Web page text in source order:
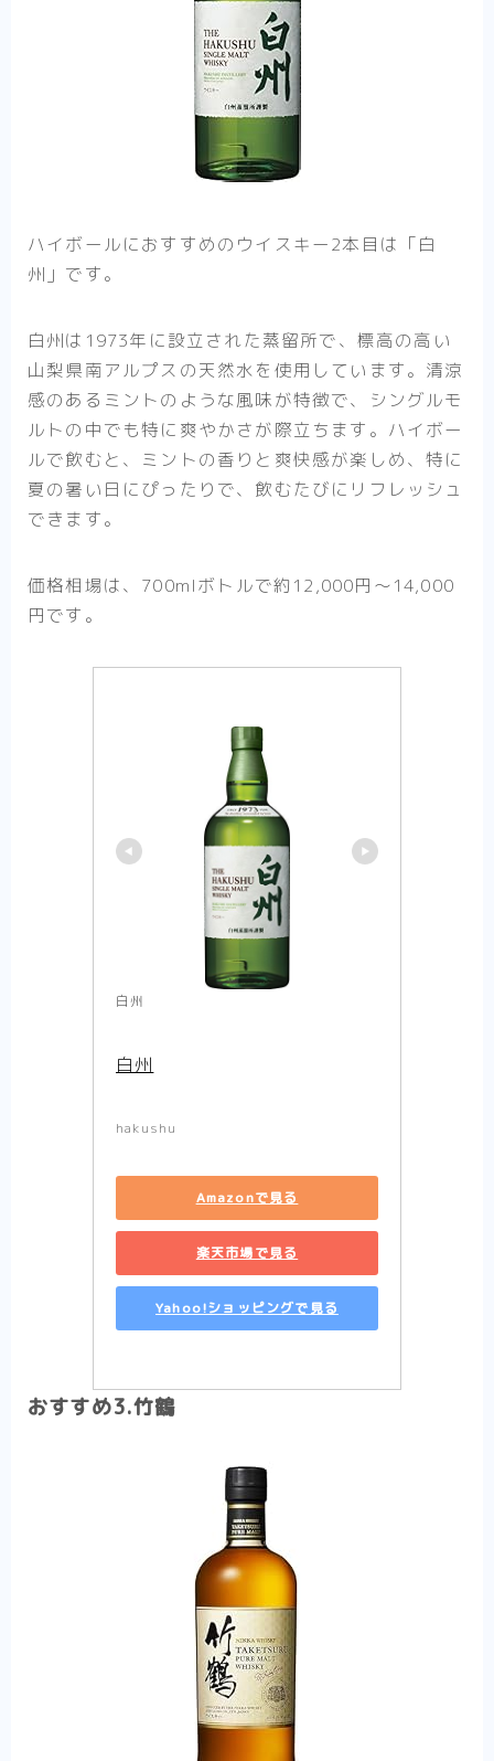
ハイボールにおすすめのウイスキー2本目は 「白
州」 です。
白州は1973年に設立された蒸留所で、標高の高い
山梨県南アルプスの天然水を使用しています。清涼
感のあるミントのような風味が特徴で、シングルモ
ルトの中でも特に爽やかさが際立ちます。ハイボー
ルで飲むと、ミントの香りと爽快感が楽しめ、特に
夏の暑い日にぴったりで、飲むたびにリフレッシュ
できます。
価格相場は、700mlボトルで約12,000円〜14,000
円です。
白州
白州
hakushu
Amazonで見る
楽天市場で見る
Yahoo!ショッピングで見る
おすすめ3.竹鶴